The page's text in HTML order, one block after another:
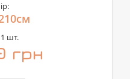
шт.
грн